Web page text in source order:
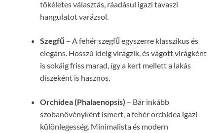
tökéletes választás, ráadásul igazi tavaszi
hangulatot varázsol.
Szegfű – A fehér szegfű egyszerre klasszikus és
elegáns. Hosszú ideig virágzik, és vágott virágként
is sokáig friss marad, így a kert mellett a lakás
díszeként is hasznos.
Orchidea (Phalaenopsis) – Bár inkább
szobanövényként ismert, a fehér orchidea igazi
különlegesség. Minimalista és modern